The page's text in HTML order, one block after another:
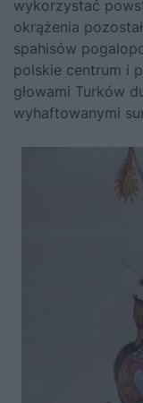
wykorzystać
okrążenia
spahisów
polskie centrum i
głowami Turków
wyhaftowanymi